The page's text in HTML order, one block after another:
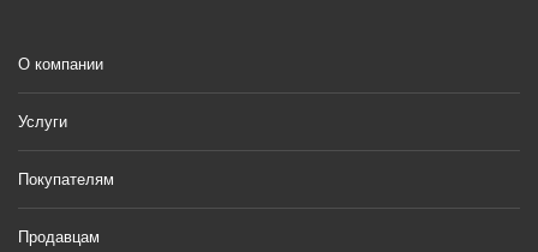
О компании
Услуги
Покупателям
Продавцам